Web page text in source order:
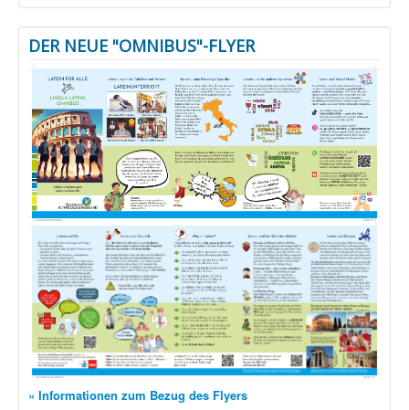
DER NEUE "OMNIBUS"-FLYER
» Informationen zum Bezug des Flyers